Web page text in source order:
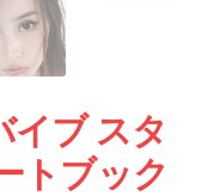
イブ スタ
トブック